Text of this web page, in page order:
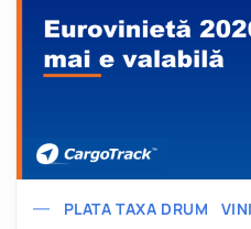
PLATA TAXA DRUM